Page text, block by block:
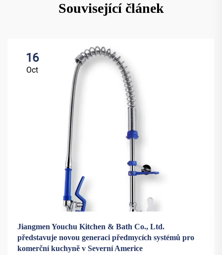
Související článek
16
Oct
Jiangmen Youchu Kitchen & Bath Co., Ltd.
představuje novou generaci předmycích systémů pro
komerční kuchyně v Severní Americe